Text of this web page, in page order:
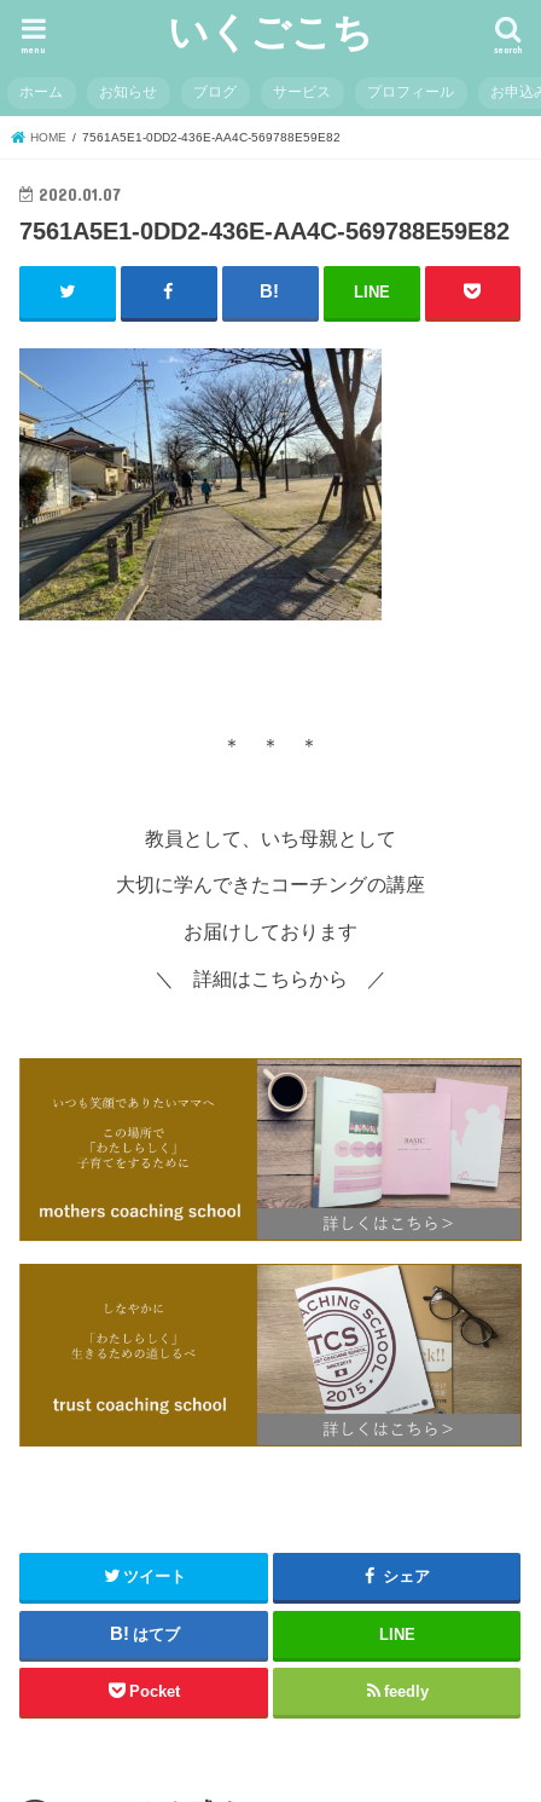
いくごこち search
menu
ホーム お知らせ ブログ サービス プロフィール お申込
HOME 7561A5E1-0DD2-436E-AA4C-569788E59E82
2020.01.07
7561A5E1-0DD2-436E-AA4C-569788E59E82
LINE
＊ ＊ ＊
教員として、いち母親として
大切に学んできたコーチングの講座
お届けしております
＼ 詳細はこちらから ／
ツイート シェア
はてブ LINE
Pocket feedly